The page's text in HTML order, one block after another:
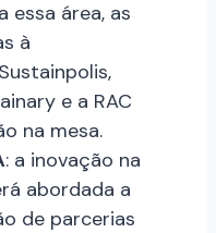
essa área, as
à
e a RAC
na mesa.
: a inovação na
abordada a
de parcerias